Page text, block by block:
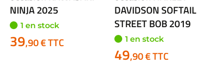
NINJA 2025
1 en stock
39,90 € TTC
DAVIDSON SOFTAIL
STREET BOB 2019
1 en stock
49,90 € TTC